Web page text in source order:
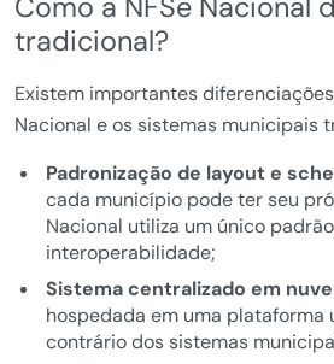
Como a NFSe Nacional
tradicional?
Existem importantes
Nacional e os sistemas municipais
Padronização de layout e
cada município pode ter seu
Nacional utiliza um único
interoperabilidade;
Sistema centralizado em
hospedada em uma plataforma
contrário dos sistemas